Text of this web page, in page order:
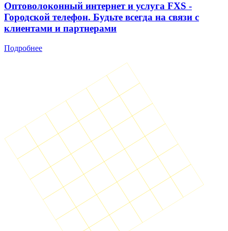
Оптоволоконный интернет и услуга FXS -
Городской телефон. Будьте всегда на связи с
клиентами и партнерами
Подробнее